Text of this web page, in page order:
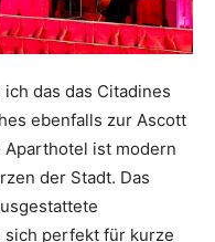
das das Citadines
ebenfalls zur Ascott
Aparthotel ist modern
der Stadt. Das
sich perfekt für kurze